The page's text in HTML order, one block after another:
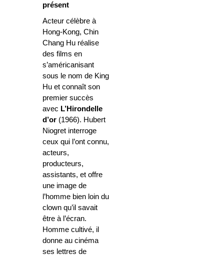
présent
Acteur célèbre à
Hong-Kong, Chin
Chang Hu réalise
des films en
s’américanisant
sous le nom de King
Hu et connaît son
premier succès
avec L’Hirondelle
d’or (1966). Hubert
Niogret interroge
ceux qui l’ont connu,
acteurs,
producteurs,
assistants, et offre
une image de
l’homme bien loin du
clown qu’il savait
être à l’écran.
Homme cultivé, il
donne au cinéma
ses lettres de